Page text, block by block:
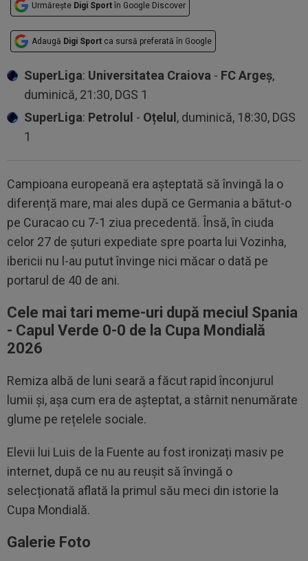
Urmărește Digi Sport în Google Discover
Adaugă Digi Sport ca sursă preferată în Google
SuperLiga: Universitatea Craiova - FC Argeș,
duminică, 21:30, DGS 1
SuperLiga: Petrolul - Oțelul , duminică, 18:30, DGS
1
Campioana europeană era așteptată să învingă la o
diferență mare, mai ales după ce Germania a bătut-o
pe Curacao cu 7-1 ziua precedentă. Însă, în ciuda
celor 27 de șuturi expediate spre poarta lui Vozinha,
ibericii nu l-au putut învinge nici măcar o dată pe
portarul de 40 de ani.
Cele mai tari meme-uri după meciul Spania
- Capul Verde 0-0 de la Cupa Mondială
2026
Remiza albă de luni seară a făcut rapid înconjurul
lumii și, așa cum era de așteptat, a stârnit nenumărate
glume pe rețelele sociale.
Elevii lui Luis de la Fuente au fost ironizați masiv pe
internet, după ce nu au reușit să învingă o
selecționată aflată la primul său meci din istorie la
Cupa Mondială.
Galerie Foto